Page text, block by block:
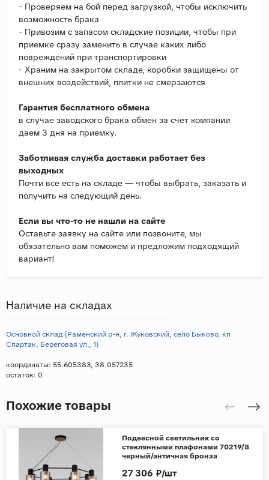
- Проверяем на бой перед загрузкой, чтобы исключить
возможность брака
- Привозим с запасом складские позиции, чтобы при
приемке сразу заменить в случае каких либо
повреждений при транспортировки
- Храним на закрытом складе, коробки защищены от
внешних воздействий, плитки не смерзаются
Гарантия бесплатного обмена
в случае заводского брака обмен за счет компании
даем 3 дня на приемку.
Заботливая служба доставки работает без
выходных
Почти все есть на складе — чтобы выбрать, заказать и
получить на следующий день.
Если вы что-то не нашли на сайте
Оставьте заявку на сайте или позвоните, мы
обязательно вам поможем и предложим подходящий
вариант!
Наличие на складах
Основной склад (Раменский р-н, г. Жуковский, село Быково, кп
Спартак, Береговая ул., 1)
координаты: 55.605383, 38.057235
остаток: 0
Похожие товары
Подвесной светильник со
стеклянными плафонами 70219/8
черный/античная бронза
27 306 ₽/шт